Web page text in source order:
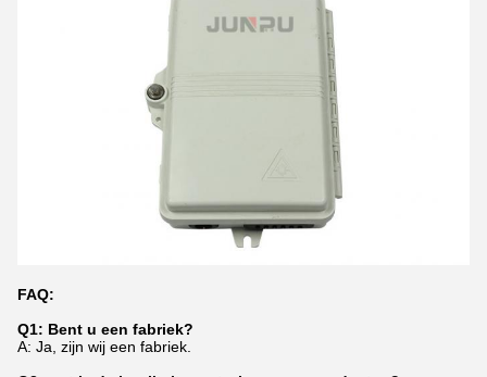
FAQ:
Q1: Bent u een fabriek?
A: Ja, zijn wij een fabriek.